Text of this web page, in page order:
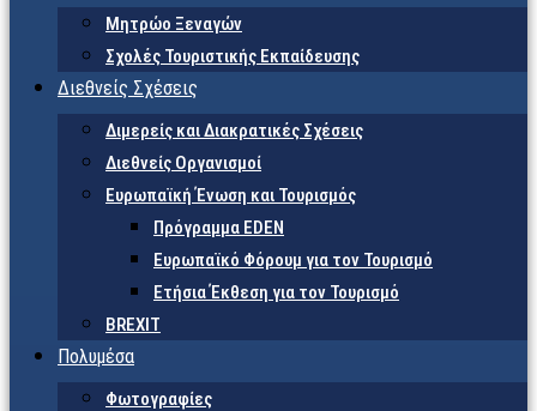
Μητρώο Ξεναγών
Σχολές Τουριστικής Εκπαίδευσης
Διεθνείς Σχέσεις
Διμερείς και Διακρατικές Σχέσεις
Διεθνείς Οργανισμοί
Ευρωπαϊκή Ένωση και Τουρισμός
Πρόγραμμα EDEN
Ευρωπαϊκό Φόρουμ για τον Τουρισμό
Ετήσια Έκθεση για τον Τουρισμό
BREXIT
Πολυμέσα
Φωτογραφίες